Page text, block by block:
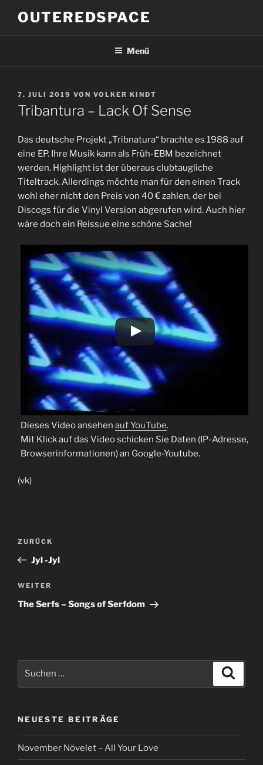
InhaltOUTEREDSPACE
Menü
VERÖFFENTLICHT
AM
7. JULI 2019 VON VOLKER KINDT
Tribantura ‎– Lack Of Sense
Das deutsche Projekt „Tribnatura“ brachte es 1988 auf
eine EP. Ihre Musik kann als Früh-EBM bezeichnet
werden. Highlight ist der überaus clubtaugliche
Titeltrack. Allerdings möchte man für den einen Track
wohl eher nicht den Preis von 40 € zahlen, der bei
Discogs für die Vinyl Version abgerufen wird. Auch hier
wäre doch ein Reissue eine schöne Sache!
Dieses Video ansehen auf YouTube.
Mit Klick auf das Video schicken Sie Daten (IP-Adresse,
Browserinformationen) an Google-Youtube.
(vk)
Beitragsnavigation
Vorheriger
Beitrag
ZURÜCK
Jyl -Jyl
Nächster
Beitrag
WEITER
The Serfs – Songs of Serfdom
NEUESTE BEITRÄGE
November Növelet – All Your Love